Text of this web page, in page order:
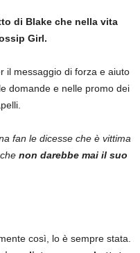
di Blake che nella vita
Girl.
il messaggio di forza e aiuto
domande e nelle promo dei
fan le dicesse che è vittima
non darebbe mai il suo
così, lo è sempre stata.